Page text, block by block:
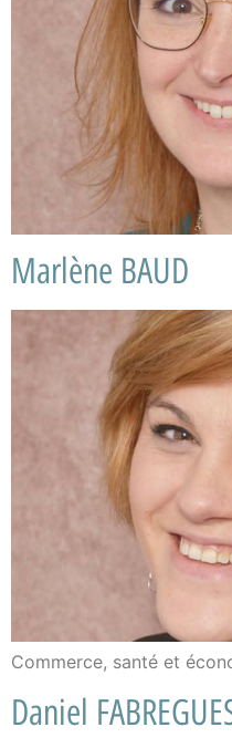
Marlène BAUD
Commerce, santé et
Daniel